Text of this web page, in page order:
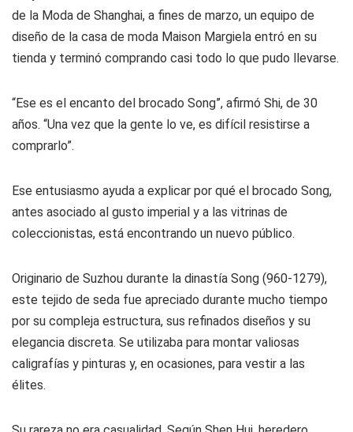
de la Moda de Shanghai, a fines de marzo, un equipo de
diseño de la casa de moda Maison Margiela entró en su
tienda y terminó comprando casi todo lo que pudo llevarse.
“Ese es el encanto del brocado Song”, afirmó Shi, de 30
años. “Una vez que la gente lo ve, es difícil resistirse a
comprarlo”.
Ese entusiasmo ayuda a explicar por qué el brocado Song,
antes asociado al gusto imperial y a las vitrinas de
coleccionistas, está encontrando un nuevo público.
Originario de Suzhou durante la dinastía Song (960-1279),
este tejido de seda fue apreciado durante mucho tiempo
por su compleja estructura, sus refinados diseños y su
elegancia discreta. Se utilizaba para montar valiosas
caligrafías y pinturas y, en ocasiones, para vestir a las
élites.